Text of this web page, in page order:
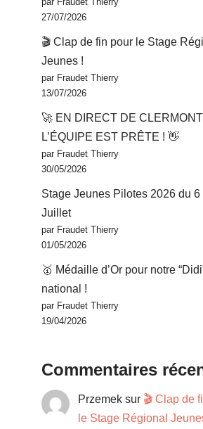
27/07/2026
🎬 Clap de fin pour le Stage
Jeunes !
par Fraudet Thierry
13/07/2026
🚀 EN DIRECT DE
L’ÉQUIPE EST PRÊTE ! 👋
par Fraudet Thierry
30/05/2026
Stage Jeunes Pilotes 2026 du 6
Juillet
par Fraudet Thierry
01/05/2026
🥇 Médaille d’Or pour notre
national !
par Fraudet Thierry
19/04/2026
Commentaires
Przemek sur 🎬 Clap de
le Stage Régional